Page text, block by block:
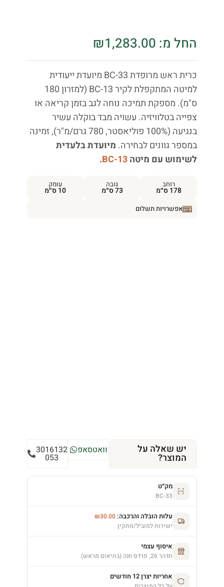
החל מ: ₪1,283.00
כרית ראש מרופדת BC-33 מיועדת ייעודית
למיטה המתקפלת לקיר BC-13 (למזרון 180
ס"מ). מספקת תמיכה נוחה לגב בזמן קריאה או
צפייה בטלוויזיה. עשויה מבד בוקלה עשיר
בנגיעה (100% פוליאסטר, 780 גרם/מ"ר), זמינה
במספר גוונים לבחירה. מיועדת בלעדית
לשימוש עם מיטהBC-13
.
רוחב
178 ס״מ
גובה
73 ס״מ
עומק
10 ס״מ
אפשרויות תשלום
יש שאלה על
המוצר?
וואטסאפ 3016132
053
מק״ט
BC-33
עלות הובלה והרכבה: ₪30.00
ישירות למוביל/מתקין
איסוף עצמי
תדהר 26, פרדס חנה (בתיאום מראש)
אחריות יצרן 12 חודשים